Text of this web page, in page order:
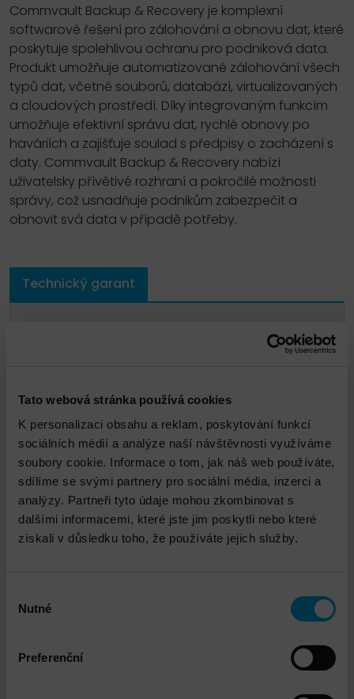
Tato webová stránka používá cookies
K personalizaci obsahu a reklam, poskytování funkcí
sociálních médií a analýze naší návštěvnosti využíváme
soubory cookie. Informace o tom, jak náš web používáte,
sdílíme se svými partnery pro sociální média, inzerci a
analýzy. Partneři tyto údaje mohou zkombinovat s
dalšími informacemi, které jste jim poskytli nebo které
získali v důsledku toho, že používáte jejich služby.
souhlasu
Nutné
Preferenční
Commvault Backup & Recovery je komplexní
softwarové řešení pro zálohování a obnovu dat, které
poskytuje spolehlivou ochranu pro podniková data.
Produkt umožňuje automatizované zálohování všech
typů dat, včetně souborů, databází, virtualizovaných
a cloudových prostředí. Díky integrovaným funkcím
umožňuje efektivní správu dat, rychlé obnovy po
haváriích a zajišťuje soulad s předpisy o zacházení s
daty. Commvault Backup & Recovery nabízí
uživatelsky přívětivé rozhraní a pokročilé možnosti
správy, což usnadňuje podnikům zabezpečit a
obnovit svá data v případě potřeby.
Technický garant
Michal Lohr Pieczka